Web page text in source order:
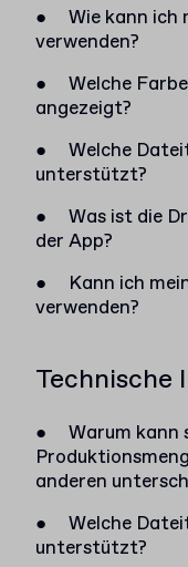
●
Wie kann ich
verwenden?
●
Welche
angezeigt?
●
Welche
unterstützt?
●
Was ist die
der App?
●
Kann ich
verwenden?
Technische
●
Warum kann
anderen
●
Welche
unterstützt?